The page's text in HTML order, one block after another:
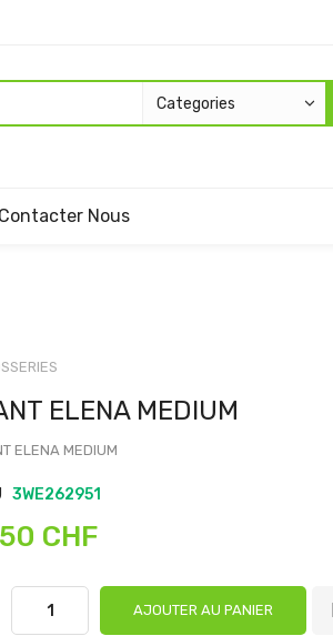
Contacter Nous
ELENA MEDIUM
ELENA MEDIUM
3WE262951
CHF
AJOUTER AU PANIER